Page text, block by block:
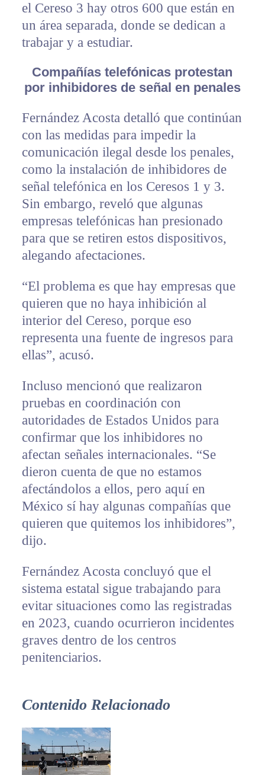
el Cereso 3 hay otros 600 que están en
un área separada, donde se dedican a
trabajar y a estudiar.
Compañías telefónicas protestan
por inhibidores de señal en penales
Fernández Acosta detalló que continúan
con las medidas para impedir la
comunicación ilegal desde los penales,
como la instalación de inhibidores de
señal telefónica en los Ceresos 1 y 3.
Sin embargo, reveló que algunas
empresas telefónicas han presionado
para que se retiren estos dispositivos,
alegando afectaciones.
“El problema es que hay empresas que
quieren que no haya inhibición al
interior del Cereso, porque eso
representa una fuente de ingresos para
ellas”, acusó.
Incluso mencionó que realizaron
pruebas en coordinación con
autoridades de Estados Unidos para
confirmar que los inhibidores no
afectan señales internacionales. “Se
dieron cuenta de que no estamos
afectándolos a ellos, pero aquí en
México sí hay algunas compañías que
quieren que quitemos los inhibidores”,
dijo.
Fernández Acosta concluyó que el
sistema estatal sigue trabajando para
evitar situaciones como las registradas
en 2023, cuando ocurrieron incidentes
graves dentro de los centros
penitenciarios.
Contenido Relacionado